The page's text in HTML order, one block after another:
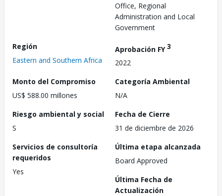
Office, Regional
Administration and Local
Government
Región
Eastern and Southern Africa
Aprobación FY3
2022
Monto del Compromiso
US$ 588.00 millones
Categoría Ambiental
N/A
Riesgo ambiental y social
S
Fecha de Cierre
31 de diciembre de 2026
Servicios de consultoría
requeridos
Yes
Última etapa alcanzada
Board Approved
Última Fecha de
Actualización